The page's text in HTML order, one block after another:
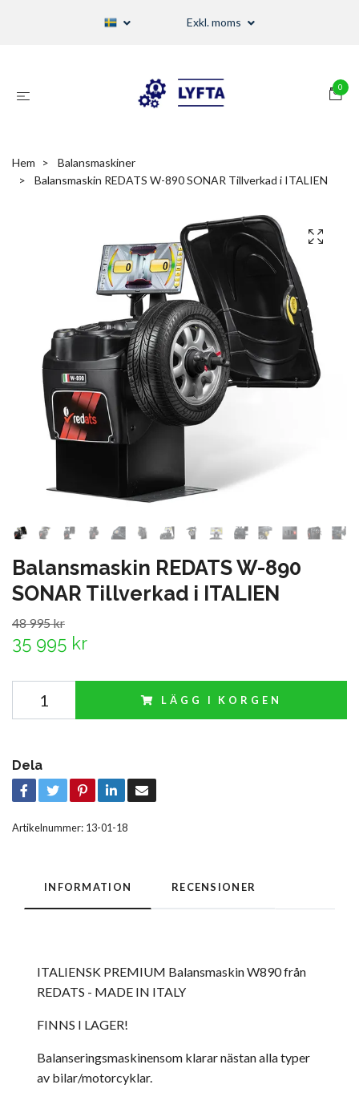
Exkl. moms
0
Hem
Balansmaskiner
Balansmaskin REDATS W-890 SONAR Tillverkad i ITALIEN
Balansmaskin REDATS W-890
SONAR Tillverkad i ITALIEN
48 995 kr
35 995 kr
LÄGG I KORGEN
Dela
Artikelnummer: 13-01-18
INFORMATION RECENSIONER
ITALIENSK PREMIUM Balansmaskin W890 från
REDATS - MADE IN ITALY
FINNS I LAGER!
Balanseringsmaskinensom klarar nästan alla typer
av bilar/motorcyklar.